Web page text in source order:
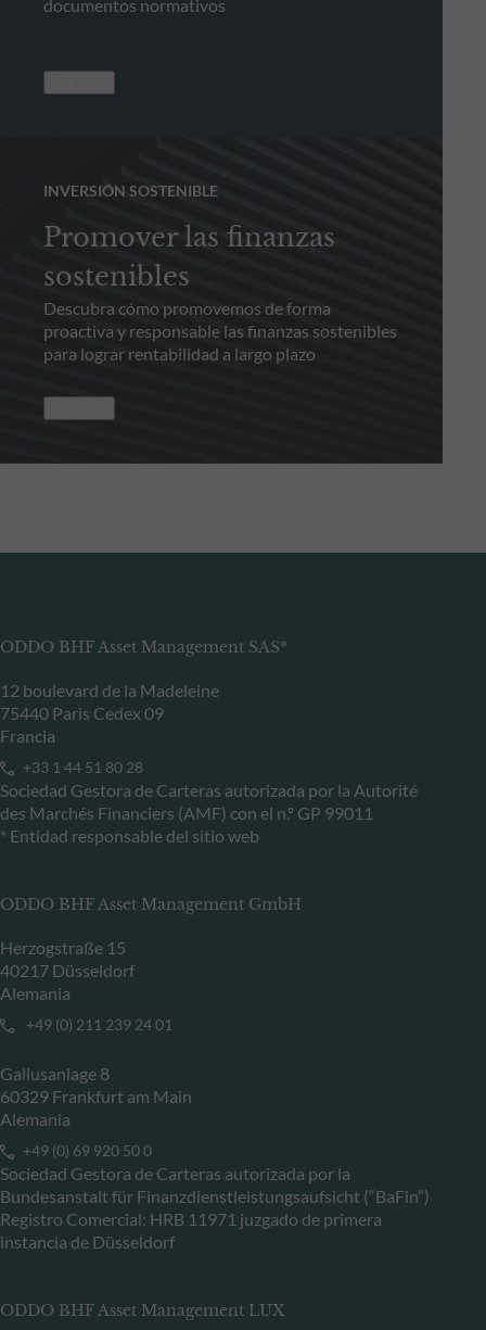
documentos normativos
INVERSIÓN SOSTENIBLE
Promover las finanzas
sostenibles
Descubra cómo promovemos de forma
proactiva y responsable las finanzas sostenibles
para lograr rentabilidad a largo plazo
ODDO BHF Asset Management SAS*
12 boulevard de la Madeleine
75440 Paris Cedex 09
Francia
+33 1 44 51 80 28
Sociedad Gestora de Carteras autorizada por la Autorité
des Marchés Financiers (AMF) con el n.º GP 99011
* Entidad responsable del sitio web
ODDO BHF Asset Management GmbH
Herzogstraße 15
40217 Düsseldorf
Alemania
+49 (0) 211 239 24 01
Gallusanlage 8
60329 Frankfurt am Main
Alemania
+49 (0) 69 920 50 0
Sociedad Gestora de Carteras autorizada por la
Bundesanstalt für Finanzdienstleistungsaufsicht (“BaFin”)
Registro Comercial: HRB 11971 juzgado de primera
instancia de Düsseldorf
ODDO BHF Asset Management LUX